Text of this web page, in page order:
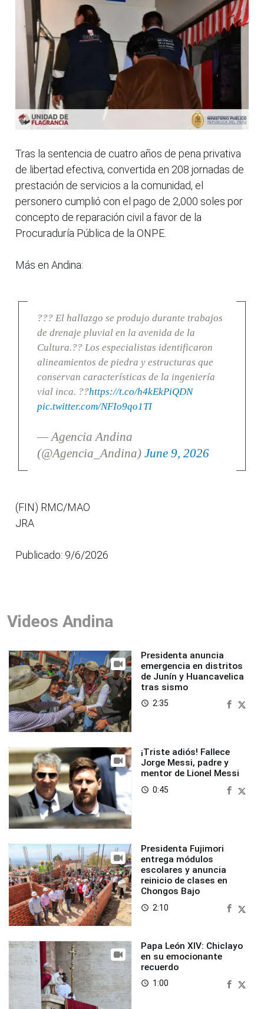
Tras la sentencia de cuatro años de pena privativa
de libertad efectiva, convertida en 208 jornadas de
prestación de servicios a la comunidad, el
personero cumplió con el pago de 2,000 soles por
concepto de reparación civil a favor de la
Procuraduría Pública de la ONPE.
Más en Andina:
??? El hallazgo se produjo durante trabajos
de drenaje pluvial en la avenida de la
Cultura.?? Los especialistas identificaron
alineamientos de piedra y estructuras que
conservan características de la ingeniería
vial inca. ??https://t.co/h4kEkPiQDN
pic.twitter.com/NFIo9qo1TI
— Agencia Andina
(@Agencia_Andina) June 9, 2026
(FIN) RMC/MAO
JRA
Publicado: 9/6/2026
Videos Andina
Presidenta anuncia
emergencia en distritos
de Junín y Huancavelica
tras sismo
access_time 2:35
¡Triste adiós! Fallece
Jorge Messi, padre y
mentor de Lionel Messi
access_time 0:45
Presidenta Fujimori
entrega módulos
escolares y anuncia
reinicio de clases en
Chongos Bajo
access_time 2:10
Papa León XIV: Chiclayo
en su emocionante
recuerdo
access_time 1:00